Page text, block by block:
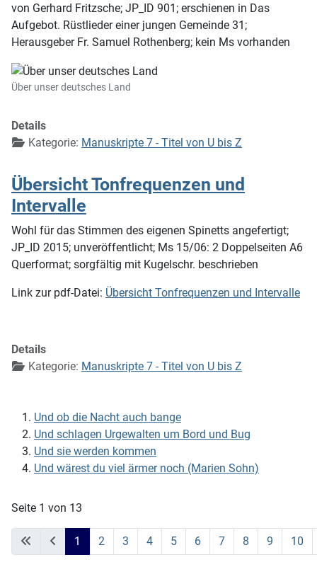
von Gerhard Fritzsche; JP_ID 901; erschienen in Das
Aufgebot. Rüstlieder einer jungen Gemeinde 31;
Herausgeber Fr. Samuel Rothenberg; kein Ms vorhanden
Über unser deutsches Land
Details
Kategorie: Manuskripte 7 - Titel von U bis Z
Übersicht Tonfrequenzen und
Intervalle
Wohl für das Stimmen des eigenen Spinetts angefertigt;
JP_ID 2015; unveröffentlicht; Ms 15/06: 2 Doppelseiten A6
Querformat; sorgfältig mit Kugelschr. beschrieben
Link zur pdf-Datei: Übersicht Tonfrequenzen und Intervalle
Details
Kategorie: Manuskripte 7 - Titel von U bis Z
Und ob die Nacht auch bange
Und schlagen Urgewalten um Bord und Bug
Und sie werden kommen
Und wärest du viel ärmer noch (Marien Sohn)
Seite 1 von 13
1 2 3 4 5 6 7 8 9 10